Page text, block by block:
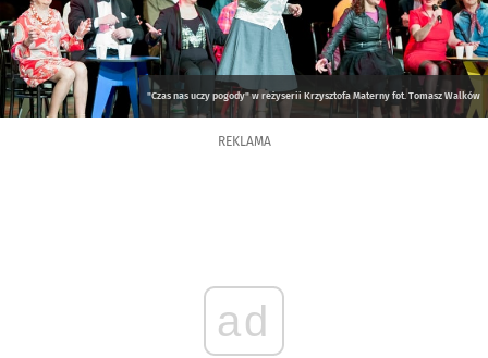
"Czas nas uczy pogody" w reżyserii Krzysztofa Materny fot. Tomasz Walków
REKLAMA
ad